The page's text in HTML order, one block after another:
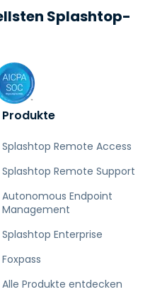
Produkte
Splashtop Remote Access
Splashtop Remote Support
Autonomous Endpoint
Management
Splashtop Enterprise
Foxpass
Alle Produkte entdecken
Splashtop-